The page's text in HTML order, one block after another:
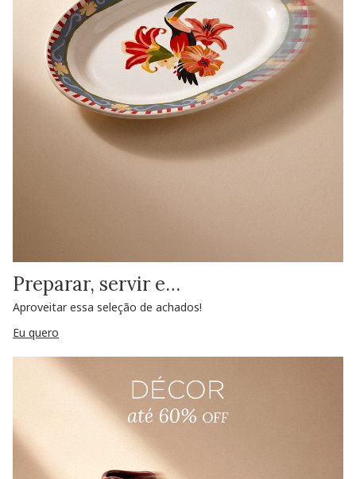
Preparar, servir e…
Aproveitar essa seleção de achados!
Eu quero